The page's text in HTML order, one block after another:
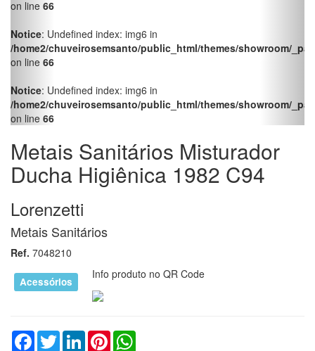
Lorenzetti
Metais Sanitários
Ref.7048210
Acessórios
Info produto no QR Code
FacebookTwitterLinkedInPinterestWhatsApp
Misturador Ducha Higiênica - Flexível de 1,20m - Gatilho em
Entre em contato para falar sobre este produto